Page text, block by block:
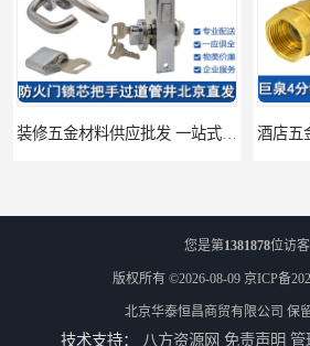
您是第1381878位访客
版权所有 ©2026-08-09 京ICP备
北京华泰恒昌商贸有限公司 保
技术支持： 八方资源网 免责声明 管